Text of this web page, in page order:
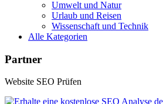
Umwelt und Natur
Urlaub und Reisen
Wissenschaft und Technik
Alle Kategorien
Partner
Website SEO Prüfen